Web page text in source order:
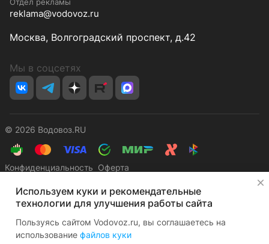
reklama@vodovoz.ru
Москва, Волгоградский проспект, д.42
Мы в соцсетях
© 2026 Водовоз.RU
Конфиденциальность Оферта
Используем куки и рекомендательные
технологии для улучшения работы сайта
Пользуясь сайтом Vodovoz.ru, вы соглашаетесь на
использование файлов куки